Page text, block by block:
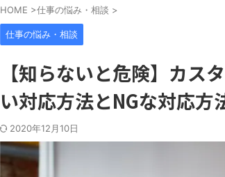
HOME >仕事の悩み・相談 >
仕事の悩み・相談
【知らないと危険】カス
い対応方法とNGな対応方
2020年12月10日